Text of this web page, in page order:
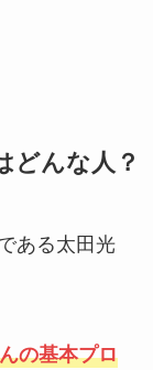
どんな人？
ある太田光
の基本プロ